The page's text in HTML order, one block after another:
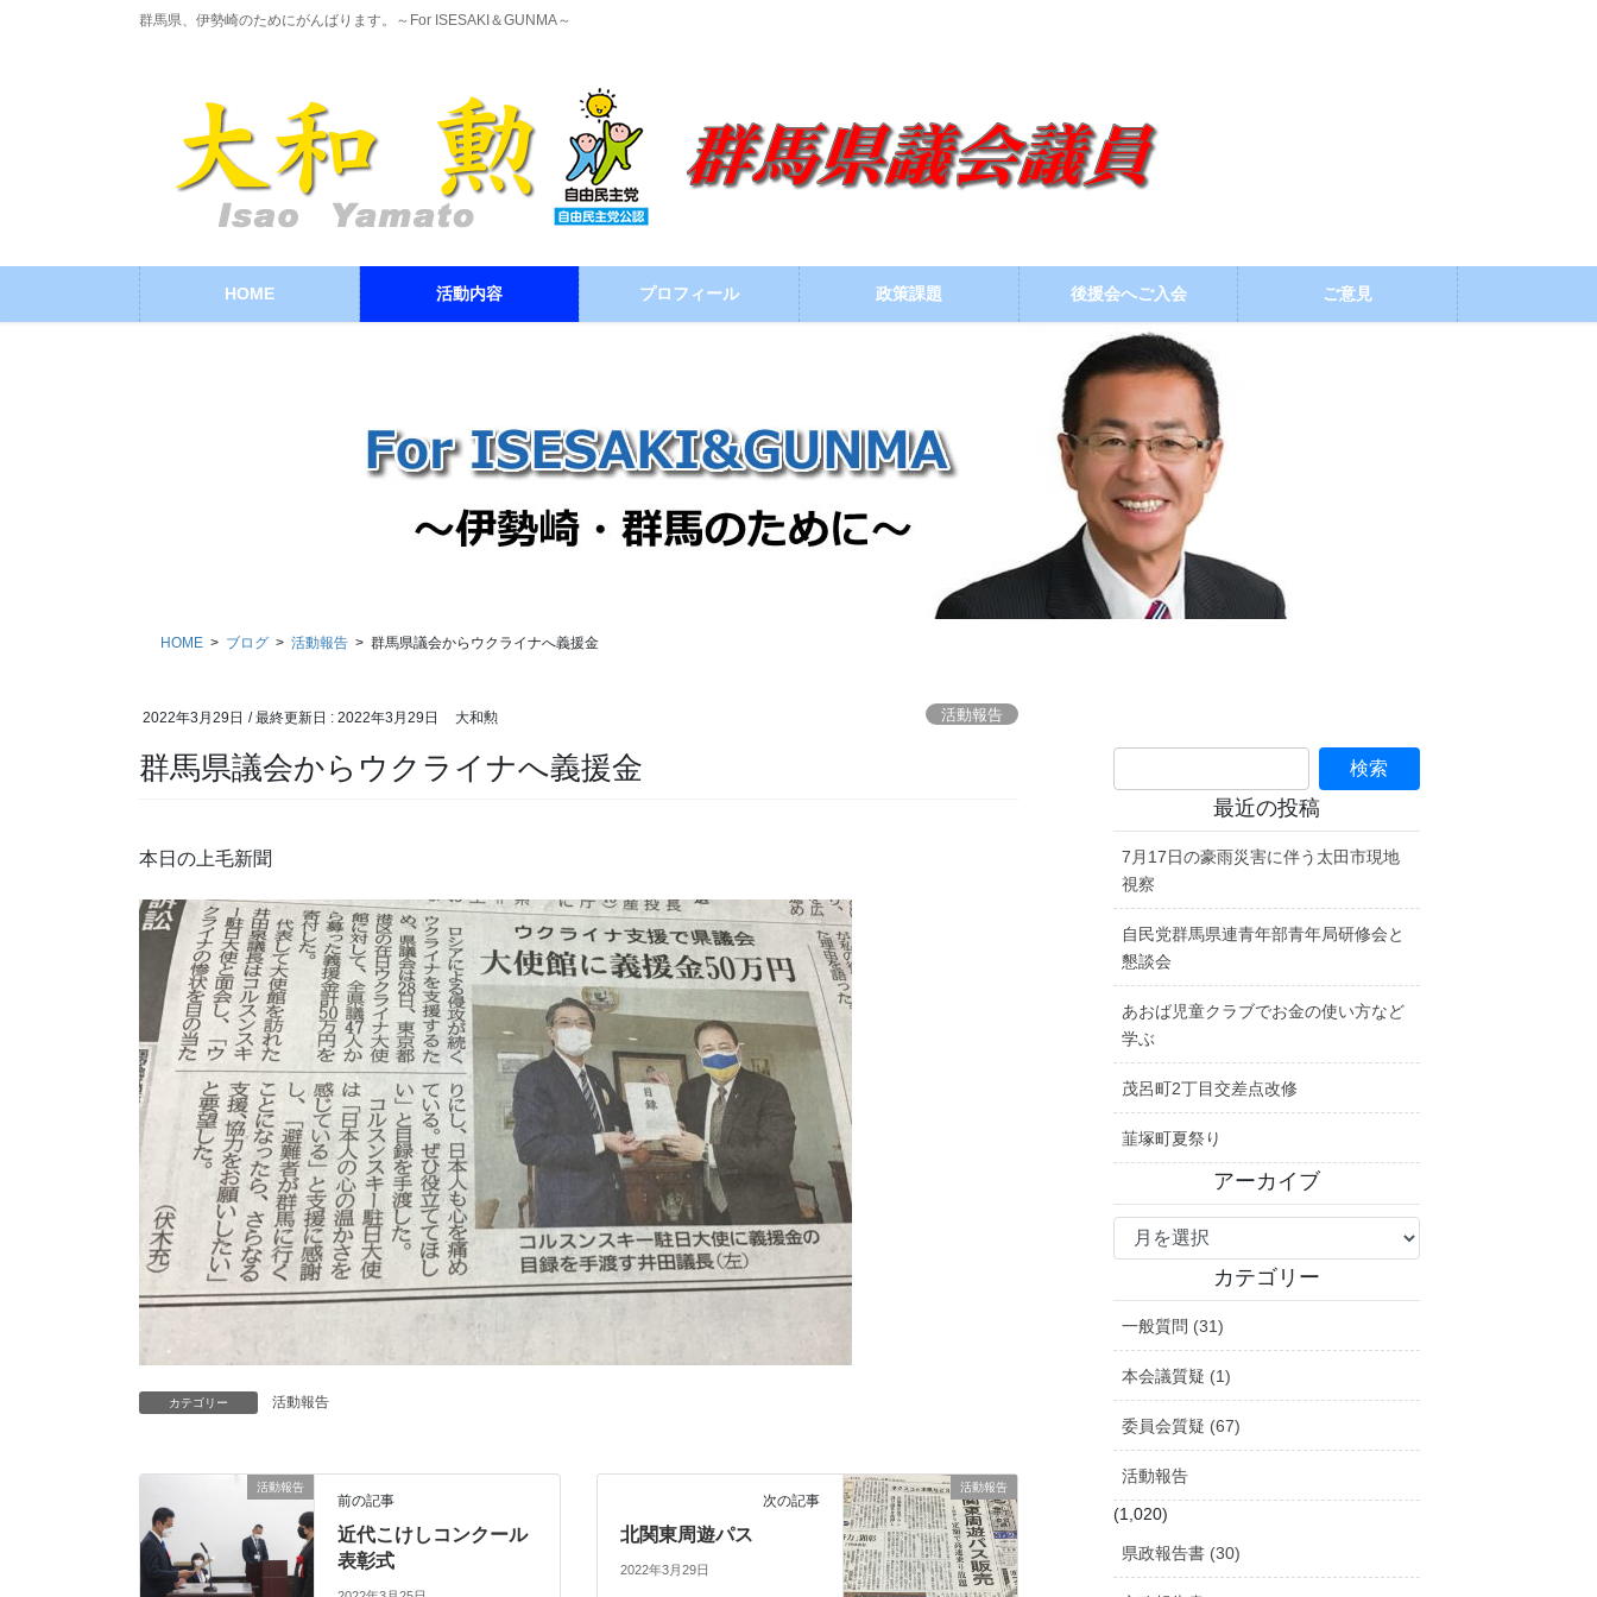
動
群馬県、伊勢崎のためにがんばります。～For ISESAKI＆GUNMA～
HOME 活動内容 プロフィール 政策課題 後援会へご入会 ご意見
ブログ
HOME ブログ 活動報告 群馬県議会からウクライナへ義援金
2022年3月29日 / 最終更新日 : 2022年3月29日 大和勲 活動報告
群馬県議会からウクライナへ義援金
本日の上毛新聞
カテゴリー 活動報告
活動報告
前の記事
近代こけしコンクール
表彰式
活動報告
次の記事
北関東周遊パス
2022年3月29日
最近の投稿
7月17日の豪雨災害に伴う太田市現地
視察
自民党群馬県連青年部青年局研修会と
懇談会
あおば児童クラブでお金の使い方など
学ぶ
茂呂町2丁目交差点改修
韮塚町夏祭り
アーカイブ
ア
イ
ブ
カテゴリー
一般質問 (31)
本会議質疑 (1)
委員会質疑 (67)
活動報告
(1,020)
県政報告書 (30)